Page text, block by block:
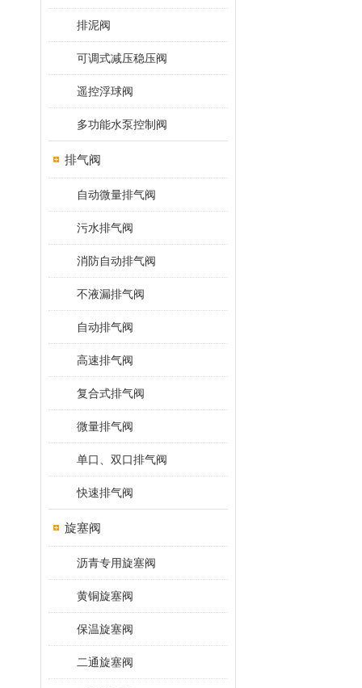
排泥阀
可调式减压稳压阀
遥控浮球阀
多功能水泵控制阀
排气阀
自动微量排气阀
污水排气阀
消防自动排气阀
不液漏排气阀
自动排气阀
高速排气阀
复合式排气阀
微量排气阀
单口、双口排气阀
快速排气阀
旋塞阀
沥青专用旋塞阀
黄铜旋塞阀
保温旋塞阀
二通旋塞阀